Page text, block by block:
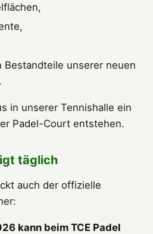
Bestandteile unserer neuen
in unserer Tennishalle ein
Padel-Court entstehen.
täglich
auch der offizielle
kann beim TCE Padel